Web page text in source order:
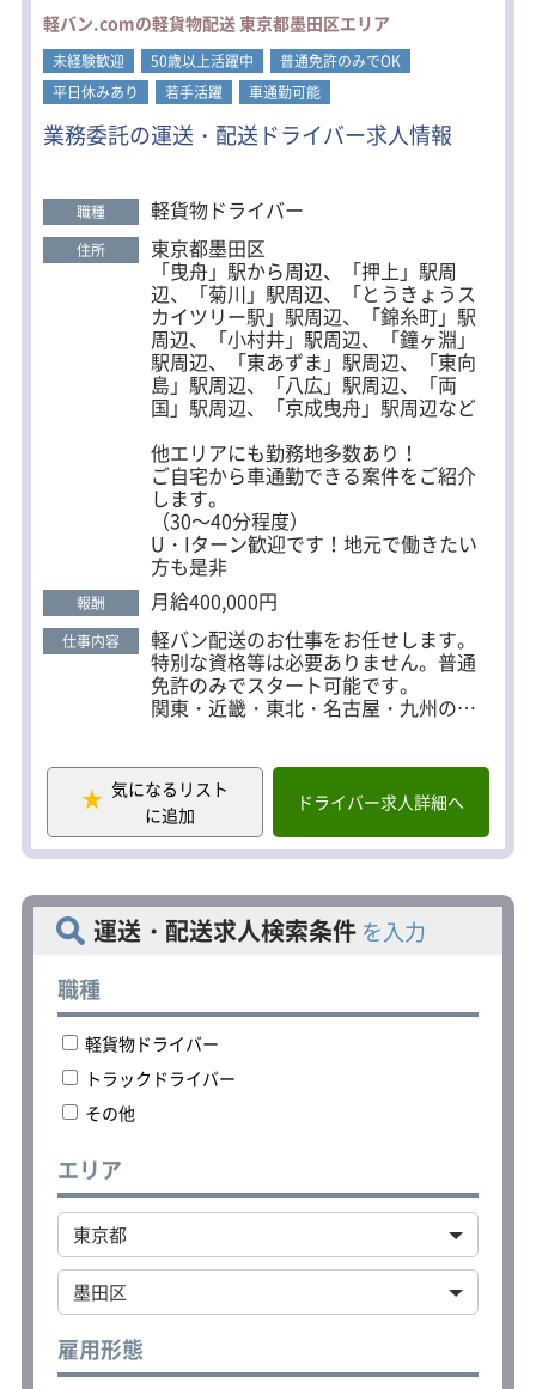
覚えていきます。
最初のうちは引っ越し作業のようなチ
ーム仕事がメインとなり、2～3ヶ月を
目安に一人立ちを目標としています。
＜研修の流れ(例)＞
3．引っ越し業務・貨物を経験後（各1
週間くらい）、本配属
★年に一度、全ドライバー参加の研修
を行っています。
集合研修、マインド研修、安全研修な
ど、外部講師の方を招いて、しっかり
基本に立ち返ります。
ます。大型自動車免許とフォークリフ
ト免許の資格取得支援制度があるた
め、資格をお持ちでない方でも応募可
能です。
【運転車両】
・4tトラック
【配送エリア】
関東近辺
★社員第一主義
社員の事を考えた雰囲気作りを心がけ
ています。そのため、平均勤続年数は
30年以上です！
★グループ会社への移動が可能 ※引っ
越し部門
＜一日の流れ※引っ越し業務の例＞
8：00 出社
8：30 現場に向けて出発
9：00 個人宅の引越作業（1軒目）※1
日ほぼ2軒、1軒約1～2時間程度
12：00 お昼休憩
13：00 個人宅の引越作業（2軒目）
17：00 帰社
17：30 退社
■研修・教育制度
覚えていきます。
最初のうちは引っ越し作業のようなチ
ーム仕事がメインとなり、2～3ヶ月を
目安に一人立ちを目標としています。
＜研修の流れ(例)＞
1．2日間かけて会社説明や座学
2．運転の適性検査 ※会社負担
を行っています。
集合研修、マインド研修、安全研修な
ど、外部講師の方を招いて、しっかり
軽バン.comの軽貨物配送 東京都墨田区エリア
未経験歓迎 50歳以上活躍中
普通免許のみでOK
平日休みあり
若手活躍 車通勤可能
業務委託の運送・配送ドライバー求人情報
職種 軽貨物ドライバー
住所 東京都墨田区
「曳舟」駅から周辺、「押上」駅周
辺、「菊川」駅周辺、「とうきょうス
カイツリー駅」駅周辺、「錦糸町」駅
周辺、「小村井」駅周辺、「鐘ヶ淵」
駅周辺、「東あずま」駅周辺、「東向
島」駅周辺、「八広」駅周辺、「両
国」駅周辺、「京成曳舟」駅周辺など
他エリアにも勤務地多数あり！
ご自宅から車通勤できる案件をご紹介
します。
（30～40分程度）
U・Iターン歓迎です！地元で働きたい
方も是非
報酬 月給400,000円
仕事内容 軽バン配送のお仕事をお任せします。
特別な資格等は必要ありません。普通
免許のみでスタート可能です。
関東・近畿・東北・名古屋・九州の各
をご紹介しますので、お気軽にお問い
合わせください。
＜一日の流れの例＞
▼7：00～8：00 所属している宅配会社
に出勤
▼担当コースの荷物の積込み
▼担当コースの配達
＜車両の持ち込み歓迎＞
車体カラーがシルバーまたはホワイト
の軽自動車（軽バン）を持ち込み可能
持ち込みを希望される方はご応募の際
気になるリスト
に追加
ドライバー求人詳細へ
運送・配送求人検索条件 を入力
職種
軽貨物ドライバー
トラックドライバー
その他
エリア
雇用形態